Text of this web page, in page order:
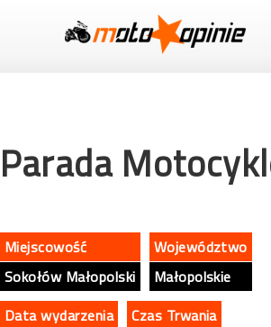
Parada
Miejscowość
Sokołów Małopolski
Województwo
Małopolskie
Data wydarzenia
Czas Trwania